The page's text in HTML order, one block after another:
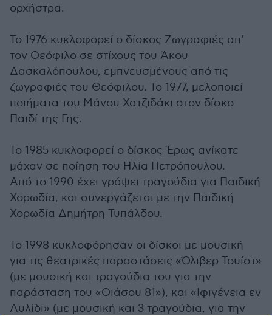
ορχήστρα.
Το 1976 κυκλοφορεί ο δίσκος Ζωγραφιές απ’
τον Θεόφιλο σε στίχους του Άκου
Δασκαλόπουλου, εμπνευσμένους από τις
ζωγραφιές του Θεόφιλου. Το 1977, μελοποιεί
ποιήματα του Μάνου Χατζιδάκι στον δίσκο
Παιδί της Γης.
Το 1985 κυκλοφορεί ο δίσκος Έρως ανίκατε
μάχαν σε ποίηση του Ηλία Πετρόπουλου.
Από το 1990 έχει γράψει τραγούδια για Παιδική
Χορωδία, και συνεργάζεται με την Παιδική
Χορωδία Δημήτρη Τυπάλδου.
Το 1998 κυκλοφόρησαν οι δίσκοι με μουσική
για τις θεατρικές παραστάσεις «Όλιβερ Τουίστ»
(με μουσική και τραγούδια του για την
παράσταση του «Θιάσου 81»), και «Ιφιγένεια εν
Αυλίδι» (με μουσική και 3 τραγούδια, για την